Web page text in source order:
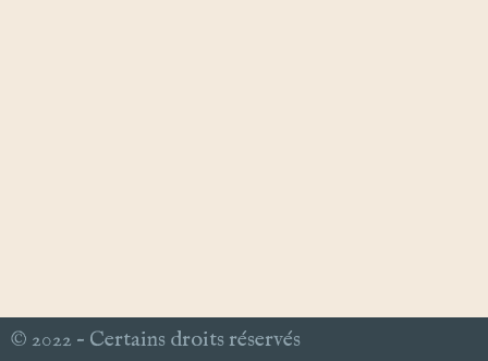
© 2022 – Certains droits réservés